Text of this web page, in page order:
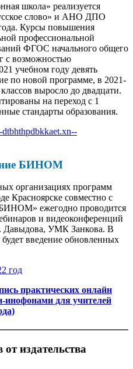
школа» реализуется
слово» и АНО ДПО
Курсы повышения
профессиональной
ФГОС начального общего
с возможностью
учебном году девять
по новой программе, в 2021-
выросло до двадцати.
на переход с 1
стандарты образования.
БИНОМ
организациях программ
Красноярске совместно с
ежегодно проводится
и видеоконференций
УМК Занкова. В
введение обновленных
год
практических онлайн
инофонами для учителей
издательства